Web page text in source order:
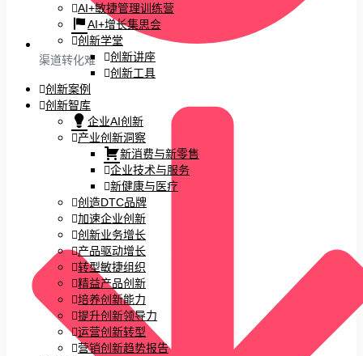
AI+敏捷管理训练营
AI+增长集思会
创新学堂
创新讲座
创新工具
创新案例
创新智库
企业AI创新
产业创新洞察
新消费与新零售
企业技术与服务
新健康与医疗
创造DTC品牌
加速企业创新
创新业务增长
产品驱动增长
转型敏捷组织
精益产品创新
培养创新能力
提升创新领导力
运营创新转型
营销创新趋势报告
渠道转化难